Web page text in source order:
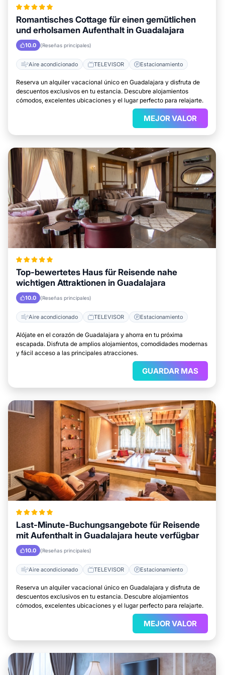
Romantisches Cottage für einen gemütlichen
und erholsamen Aufenthalt in Guadalajara
10.0 (Reseñas principales)
Aire acondicionado TELEVISOR Estacionamiento
Reserva un alquiler vacacional único en Guadalajara y disfruta de
descuentos exclusivos en tu estancia. Descubre alojamientos
cómodos, excelentes ubicaciones y el lugar perfecto para relajarte.
MEJOR VALOR
Top-bewertetes Haus für Reisende nahe
wichtigen Attraktionen in Guadalajara
10.0 (Reseñas principales)
Aire acondicionado TELEVISOR Estacionamiento
Alójate en el corazón de Guadalajara y ahorra en tu próxima
escapada. Disfruta de amplios alojamientos, comodidades modernas
y fácil acceso a las principales atracciones.
GUARDAR MAS
Last-Minute-Buchungsangebote für Reisende
mit Aufenthalt in Guadalajara heute verfügbar
10.0 (Reseñas principales)
Aire acondicionado TELEVISOR Estacionamiento
Reserva un alquiler vacacional único en Guadalajara y disfruta de
descuentos exclusivos en tu estancia. Descubre alojamientos
cómodos, excelentes ubicaciones y el lugar perfecto para relajarte.
MEJOR VALOR